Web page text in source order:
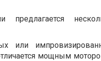
предлагается
или
мощным